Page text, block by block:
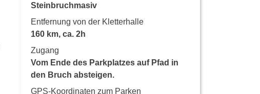
Steinbruchmasiv
Entfernung von der Kletterhalle
160 km, ca. 2h
Zugang
Vom Ende des Parkplatzes auf Pfad in
den Bruch absteigen.
GPS-Koordinaten zum Parken